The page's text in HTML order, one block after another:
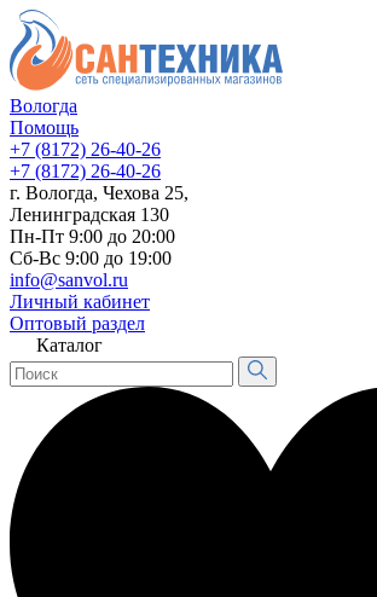
Вологда
Помощь
+7 (8172) 26-40-26
+7 (8172) 26-40-26
г. Вологда, Чехова 25,
Ленинградская 130
Пн-Пт 9:00 до 20:00
Сб-Вс 9:00 до 19:00
info@sanvol.ru
Личный кабинет
Оптовый раздел
Каталог